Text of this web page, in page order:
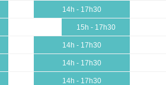
14h - 17h30
15h - 17h30
14h - 17h30
14h - 17h30
14h - 17h30